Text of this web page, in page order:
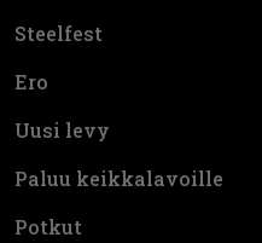
Steelfest
Ero
Uusi levy
Paluu keikkalavoille
Potkut